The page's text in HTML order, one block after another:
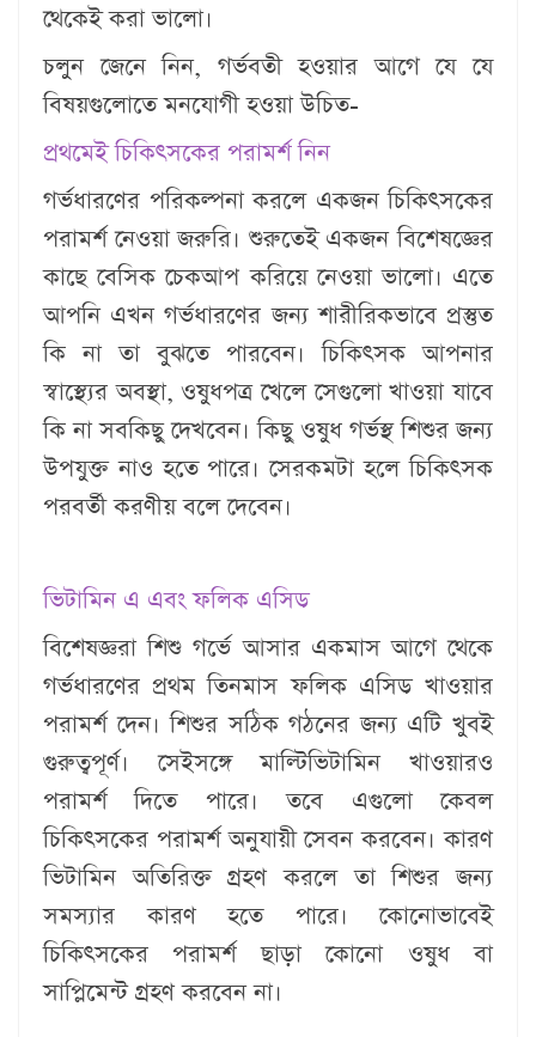
থেকেই করা ভালো।
চলুন জেনে নিন, গর্ভবতী হওয়ার আগে যে যে
বিষয়গুলোতে মনযোগী হওয়া উচিত-
প্রথমেই চিকিৎসকের পরামর্শ নিন
গর্ভধারণের পরিকল্পনা করলে একজন চিকিৎসকের
পরামর্শ নেওয়া জরুরি। শুরুতেই একজন বিশেষজ্ঞের
কাছে বেসিক চেকআপ করিয়ে নেওয়া ভালো। এতে
আপনি এখন গর্ভধারণের জন্য শারীরিকভাবে প্রস্তুত
কি না তা বুঝতে পারবেন। চিকিৎসক আপনার
স্বাস্থ্যের অবস্থা, ওষুধপত্র খেলে সেগুলো খাওয়া যাবে
কি না সবকিছু দেখবেন। কিছু ওষুধ গর্ভস্থ শিশুর জন্য
উপযুক্ত নাও হতে পারে। সেরকমটা হলে চিকিৎসক
পরবর্তী করণীয় বলে দেবেন।
ভিটামিন এ এবং ফলিক এসিড
বিশেষজ্ঞরা শিশু গর্ভে আসার একমাস আগে থেকে
গর্ভধারণের প্রথম তিনমাস ফলিক এসিড খাওয়ার
পরামর্শ দেন। শিশুর সঠিক গঠনের জন্য এটি খুবই
গুরুত্বপূর্ণ। সেইসঙ্গে মাল্টিভিটামিন খাওয়ারও
পরামর্শ দিতে পারে। তবে এগুলো কেবল
চিকিৎসকের পরামর্শ অনুযায়ী সেবন করবেন। কারণ
ভিটামিন অতিরিক্ত গ্রহণ করলে তা শিশুর জন্য
সমস্যার কারণ হতে পারে। কোনোভাবেই
চিকিৎসকের পরামর্শ ছাড়া কোনো ওষুধ বা
সাপ্লিমেন্ট গ্রহণ করবেন না।